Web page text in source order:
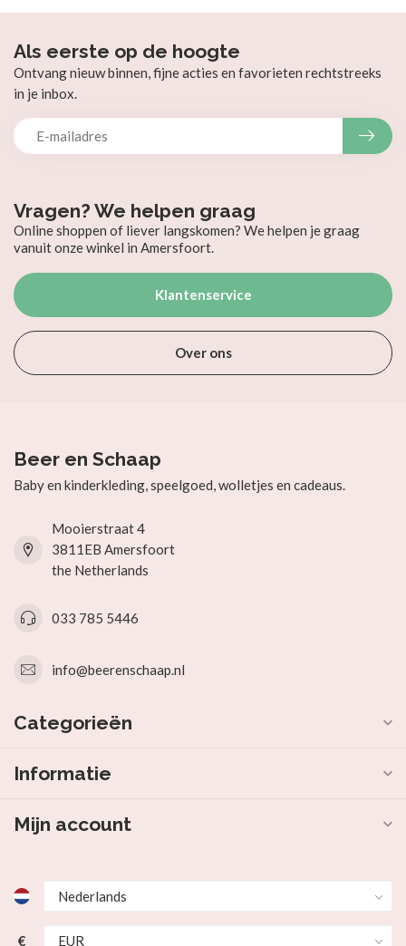
Vragen? We helpen graag
Online shoppen of liever langskomen? We helpen je graag
vanuit onze winkel in Amersfoort.
Klantenservice
Over ons
Als eerste op de hoogte
Ontvang nieuw binnen, fijne acties en favorieten rechtstreeks
in je inbox.
Beer en Schaap
Baby en kinderkleding, speelgoed, wolletjes en cadeaus.
Mooierstraat 4
3811EB Amersfoort
the Netherlands
033 785 5446
info@beerenschaap.nl
Categorieën
Informatie
Mijn account
€